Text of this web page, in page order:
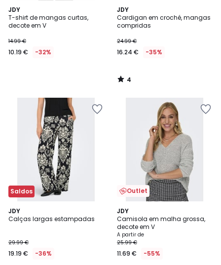
JDY
T-shirt de mangas curtas,
decote em V
14.99 €
10.19 € -32%
JDY
Cardigan em croché, mangas
compridas
24.99 €
16.24 € -35%
4
/
5
4
/
Saldos
JDY
Calças largas estampadas
29.99 €
19.19 € -36%
Outlet
JDY
Camisola em malha grossa,
decote em V
A partir de
25.99 €
11.69 € -55%
4,3
/ 5
2
Cores